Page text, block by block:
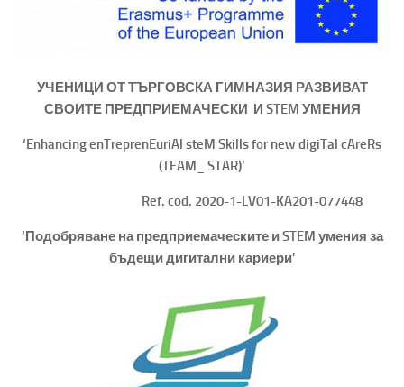
УЧЕНИЦИ ОТ ТЪРГОВСКА ГИМНАЗИЯ РАЗВИВАТ
СВОИТЕ ПРЕДПРИЕМАЧЕСКИ И STEM УМЕНИЯ
‘Enhancing enTreprenEuriAl steM Skills for new digiTal cAreRs
(TEAM_ STAR)’
Ref. cod. 2020-1-LV01-KA201-077448
‘Подобряване на предприемаческите и STEM умения за
бъдещи дигитални кариери’